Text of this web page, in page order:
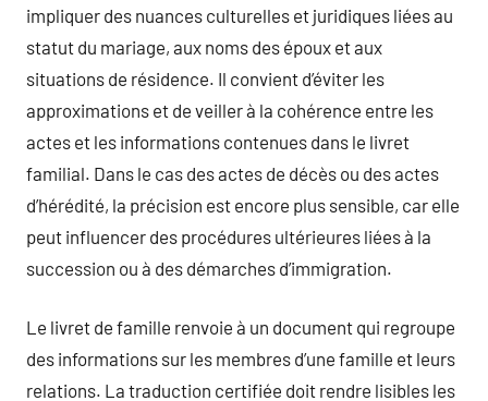
impliquer des nuances culturelles et juridiques liées au
statut du mariage, aux noms des époux et aux
situations de résidence. Il convient d’éviter les
approximations et de veiller à la cohérence entre les
actes et les informations contenues dans le livret
familial. Dans le cas des actes de décès ou des actes
d’hérédité, la précision est encore plus sensible, car elle
peut influencer des procédures ultérieures liées à la
succession ou à des démarches d’immigration.
Le livret de famille renvoie à un document qui regroupe
des informations sur les membres d’une famille et leurs
relations. La traduction certifiée doit rendre lisibles les